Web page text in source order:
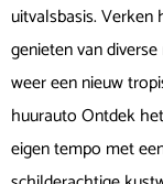
uitvalsbasis.
genieten van
weer een nieuw
huurauto Ontdek
eigen tempo met